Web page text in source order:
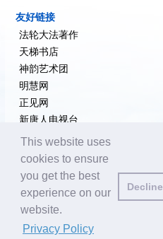
友好链接
法轮大法著作
天梯书店
神韵艺术团
明慧网
正见网
新唐人电视台
大纪元新闻网
希望之声
追查国际
编辑邮箱: editor@yuanming.net
This website uses
cookies to ensure
you get the best
experience on our
website.
Privacy Policy
Decline